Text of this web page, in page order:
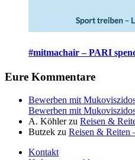
#mitmachair – PARI
Eure Kommentare
Bewerben mit
Bewerben mit
A. Köhlerzu Reisen &
Butzek zu Reisen & Reiten
Kontakt